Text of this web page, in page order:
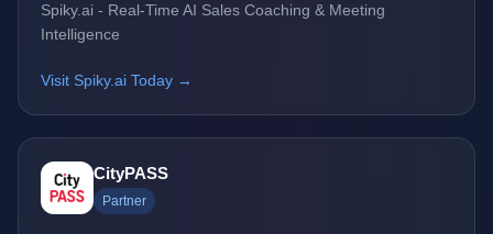
Spiky.ai - Real-Time AI Sales Coaching & Meeting
Intelligence
Visit Spiky.ai Today →
CityPASS
Partner